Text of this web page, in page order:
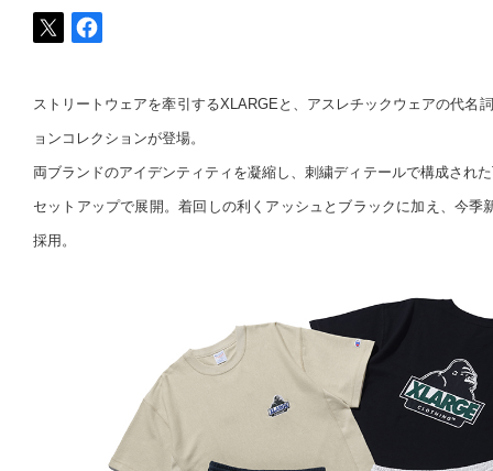
ストリートウェアを牽引するXLARGEと、アスレチックウェアの代名
ョンコレクションが登場。
両ブランドのアイデンティティを凝縮し、刺繍ディテールで構成され
セットアップで展開。着回しの利くアッシュとブラックに加え、今季
採用。